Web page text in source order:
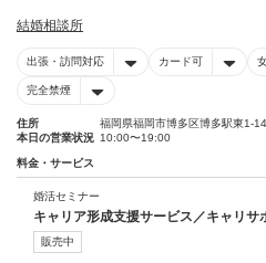
結婚相談所
出張・訪問対応 カード可
完全禁煙
住所
福岡県福岡市博多区博多駅東1-
本日の営業状況 10:00〜19:00
料金・サービス
婚活セミナー
キャリア形成支援サービス／キャリサ
販売中